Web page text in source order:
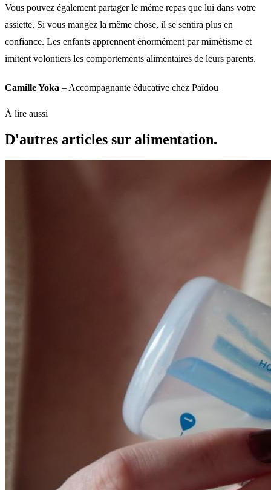
Vous pouvez également partager le même repas que lui dans votre
assiette. Si vous mangez la même chose, il se sentira plus en
confiance. Les enfants apprennent énormément par mimétisme et
imitent volontiers les comportements alimentaires de leurs parents.
Camille Yoka – Accompagnante éducative chez Païdou
À lire aussi
D'autres articles sur alimentation.